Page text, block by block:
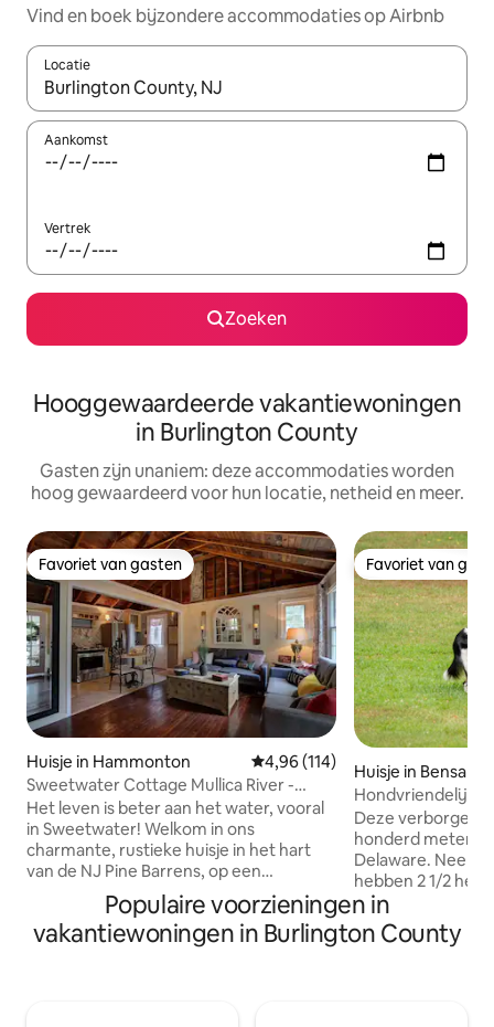
Vind en boek bijzondere accommodaties op Airbnb
Locatie
Wanneer er resultaten beschikbaar zijn, maak je een keuze
Aankomst
Vertrek
Zoeken
Hooggewaardeerde vakantiewoningen
in Burlington County
Gasten zijn unaniem: deze accommodaties worden
hoog gewaardeerd voor hun locatie, netheid en meer.
Favoriet van gasten
Favoriet van gasten
Huisje in Hammonton Gemiddelde beoordeling van
4,96 (114)
Sweetwater Cottage Mullica River -
Pinebarrens
Het leven is beter aan het water, vooral
in Sweetwater! Welkom in ons
charmante, rustieke huisje in het hart
van de NJ Pine Barrens, op een
steenworp afstand van de
schilderachtige rivier de Mullica. Hoewel
ons huisje niet direct aan de rivier ligt,
Favoriet van
Favoriet van
Huisje in
Hondvriendelijk
County
Deze verborgen
honderd meter
Delaware. Neem
hebben 2 1/2
voor het
Kingsize
voor de kinderen. Ontspan met het hele
Populaire voorzieningen in
vakantiewoningen in Burlington County